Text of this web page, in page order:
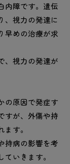
内障です。遺伝
、視力の発達に
早めの治療が求
、視力の発達が
の原因で発症す
すが、外傷や持
す。
持病の影響を考
いきます。